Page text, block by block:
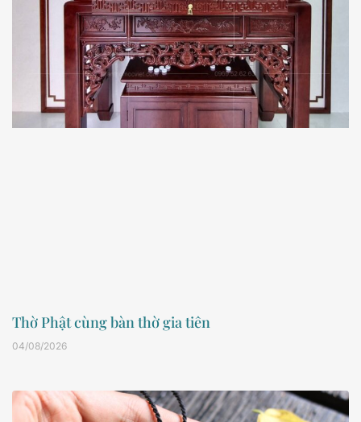
Thờ Phật cùng bàn thờ gia tiên
04/08/2026